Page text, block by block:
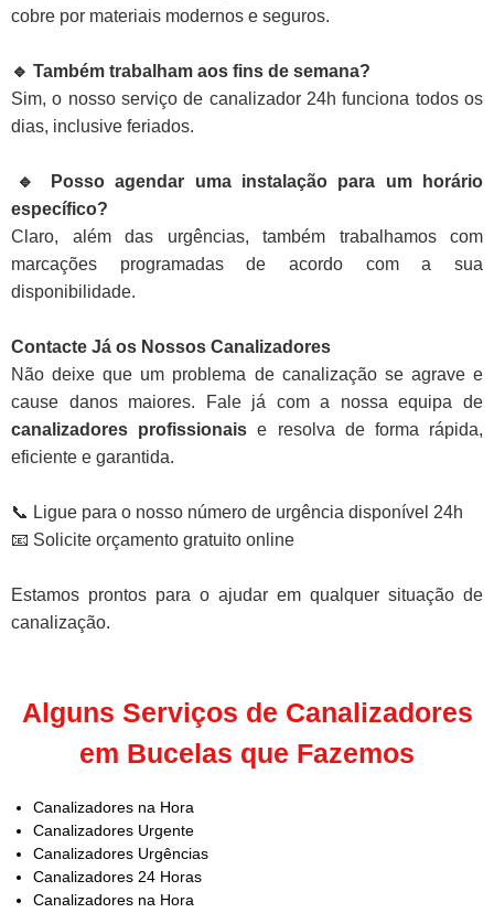
cobre por materiais modernos e seguros.
🔹 Também trabalham aos fins de semana?
Sim, o nosso serviço de canalizador 24h funciona todos os
dias, inclusive feriados.
🔹 Posso agendar uma instalação para um horário
específico?
Claro, além das urgências, também trabalhamos com
marcações programadas de acordo com a sua
disponibilidade.
Contacte Já os Nossos Canalizadores
Não deixe que um problema de canalização se agrave e
cause danos maiores. Fale já com a nossa equipa de
canalizadores profissionais e resolva de forma rápida,
eficiente e garantida.
📞 Ligue para o nosso número de urgência disponível 24h
📧 Solicite orçamento gratuito online
Estamos prontos para o ajudar em qualquer situação de
canalização.
Alguns Serviços de Canalizadores
em Bucelas que Fazemos
Canalizadores na Hora
Canalizadores Urgente
Canalizadores Urgências
Canalizadores 24 Horas
Canalizadores na Hora